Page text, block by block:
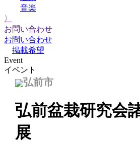
音楽
〉
お問い合わせ
お問い合わせ
掲載希望
Event
イベント
弘前市
弘前盆栽研究会
展